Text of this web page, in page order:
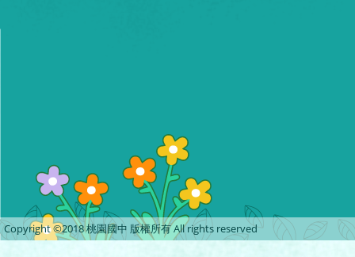
Copyright ©2018 桃園國中 版權所有 All rights reserved